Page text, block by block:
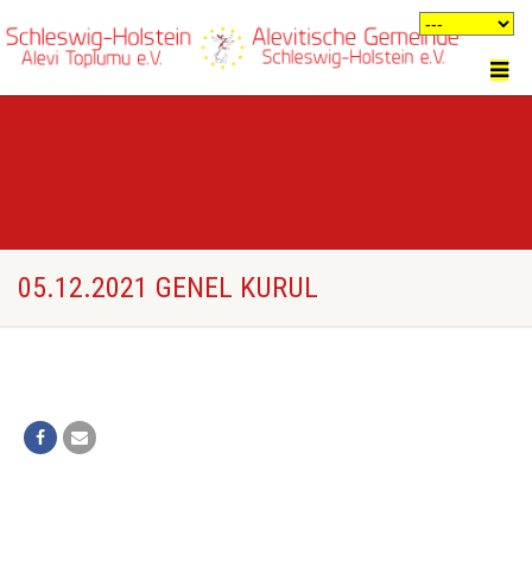
05.12.2021 GENEL KURUL